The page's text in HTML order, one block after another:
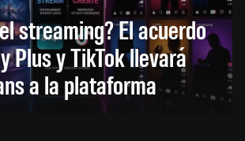
streaming? El acuerdo
Plus y TikTok llevará
a la plataforma